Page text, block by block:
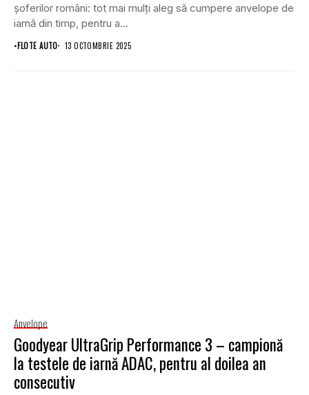
șoferilor români: tot mai mulți aleg să cumpere anvelope de
iarnă din timp, pentru a...
•FLOTE AUTO 13 OCTOMBRIE 2025
Anvelope
Goodyear UltraGrip Performance 3 – campionă
la testele de iarnă ADAC, pentru al doilea an
consecutiv